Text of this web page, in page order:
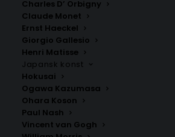
Charles D’ Orbigny
Claude Monet
Ernst Haeckel
Giorgio Gallesio
Henri Matisse
Japansk konst
Hokusai
Ogawa Kazumasa
Ohara Koson
Paul Nash
Vincent van Gogh